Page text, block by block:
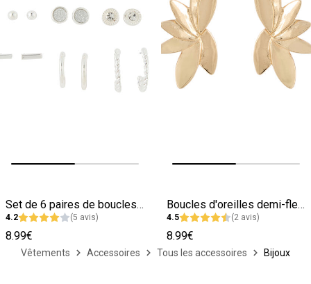
Set de 6 paires de boucles d'oreilles
4.2 (5 avis)
8.99€
Boucles d'oreilles demi-fleurs femme
4.5 (2 avis)
8.99€
Vêtements Accessoires Tous les accessoires Bijoux